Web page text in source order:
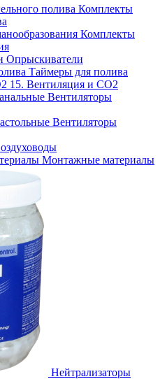
Комплекты
Комплекты
Опрыскиватели
Таймеры для полива
15. Вентиляция и CO2
Вентиляторы
Вентиляторы
Монтажные материалы
Нейтрализаторы